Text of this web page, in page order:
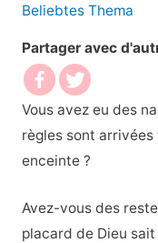
Beliebtes Thema
Partager avec
Vous avez eu des
règles sont
enceinte ?
Avez-vous des
placard de Dieu